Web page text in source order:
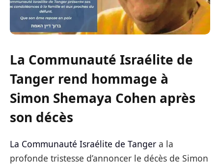
La Communauté Israélite de
Tanger rend hommage à
Simon Shemaya Cohen après
son décès
La Communauté Israélite de Tanger a la
profonde tristesse d’annoncer le décès de Simon